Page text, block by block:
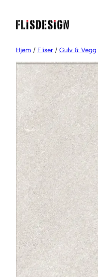
innhold
Hjem / Fliser / Gulv & Vegg